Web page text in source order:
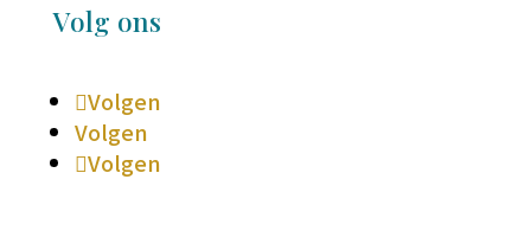
Volg ons
Volgen
Volgen
Volgen